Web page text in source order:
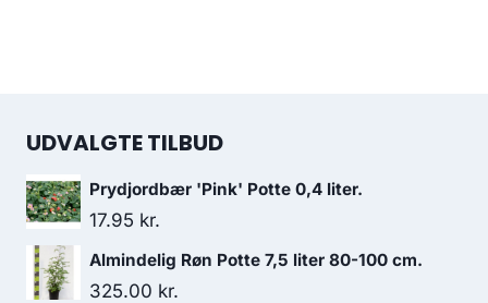
UDVALGTE TILBUD
Prydjordbær 'Pink' Potte 0,4 liter.
17.95 kr.
Almindelig Røn Potte 7,5 liter 80-100 cm.
325.00 kr.